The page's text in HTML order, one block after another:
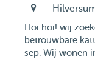
Hoi hoi! wij
betrouwbare
sep. Wij wonen